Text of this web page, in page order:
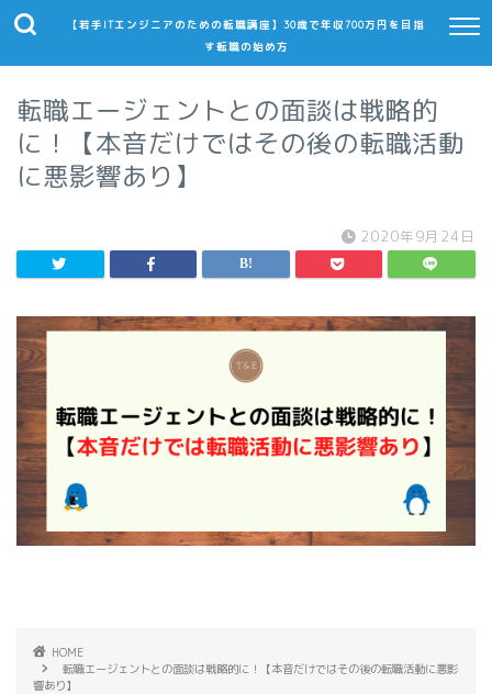
【若手ITエンジニアのための転職講座】30歳で年収700万円を目指
す転職の始め方
転職エージェントとの面談は戦略的
に！【本音だけではその後の転職活動
に悪影響あり】
2020年9月24日
HOME
転職エージェントとの面談は戦略的に！【本音だけではその後の転職活動に悪影
響あり】